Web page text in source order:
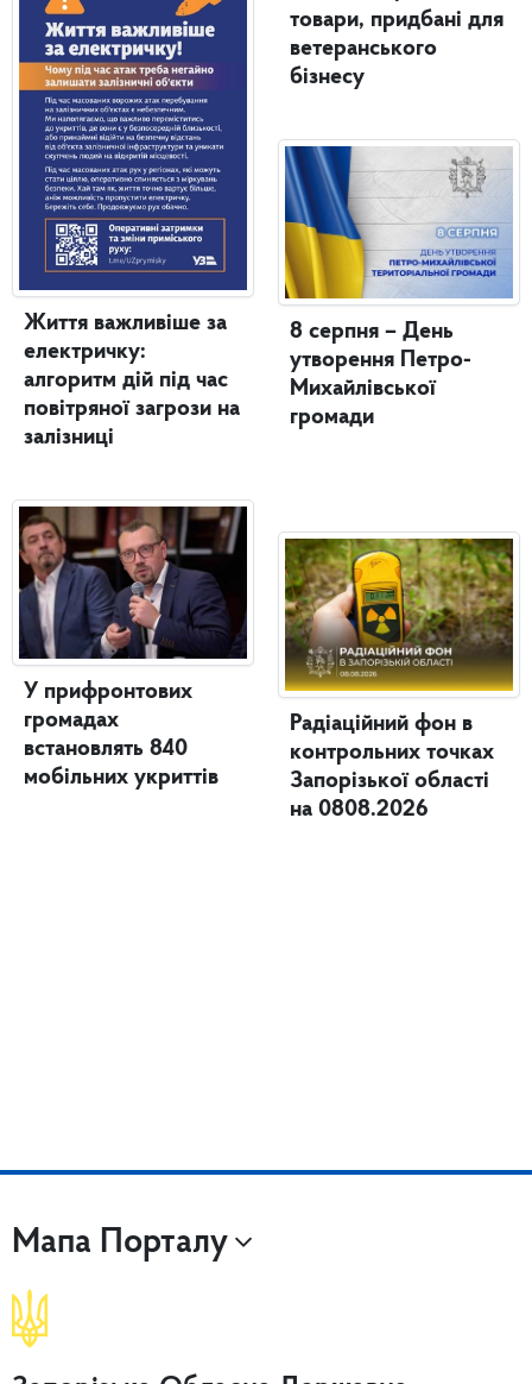
Життя важливіше за
електричку:
алгоритм дій під час
повітряної загрози на
залізниці
У прифронтових
громадах
встановлять 840
мобільних укриттів
товари, придбані для
ветеранського
бізнесу
8 серпня – День
утворення Петро-
Михайлівської
громади
Радіаційний фон в
контрольних точках
Запорізької області
на 0808.2026
Мапа Порталу